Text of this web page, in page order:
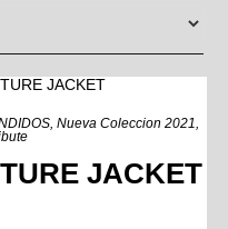
, Nueva Coleccion 2021,
JACKET